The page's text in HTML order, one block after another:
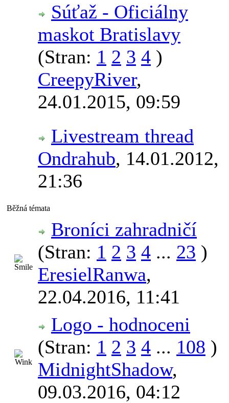
Súťaž - Oficiálny
maskot Bratislavy
(Stran: 1 2 3 4 )
CreepyRiver,
24.01.2015, 09:59
Livestream thread
Ondrahub, 14.01.2012,
21:36
Běžná témata
Broníci zahradničí
(Stran: 1 2 3 4 ... 23 )
EresielRanwa,
22.04.2016, 11:41
Logo - hodnoceni
(Stran: 1 2 3 4 ... 108 )
MidnightShadow,
09.03.2016, 04:12